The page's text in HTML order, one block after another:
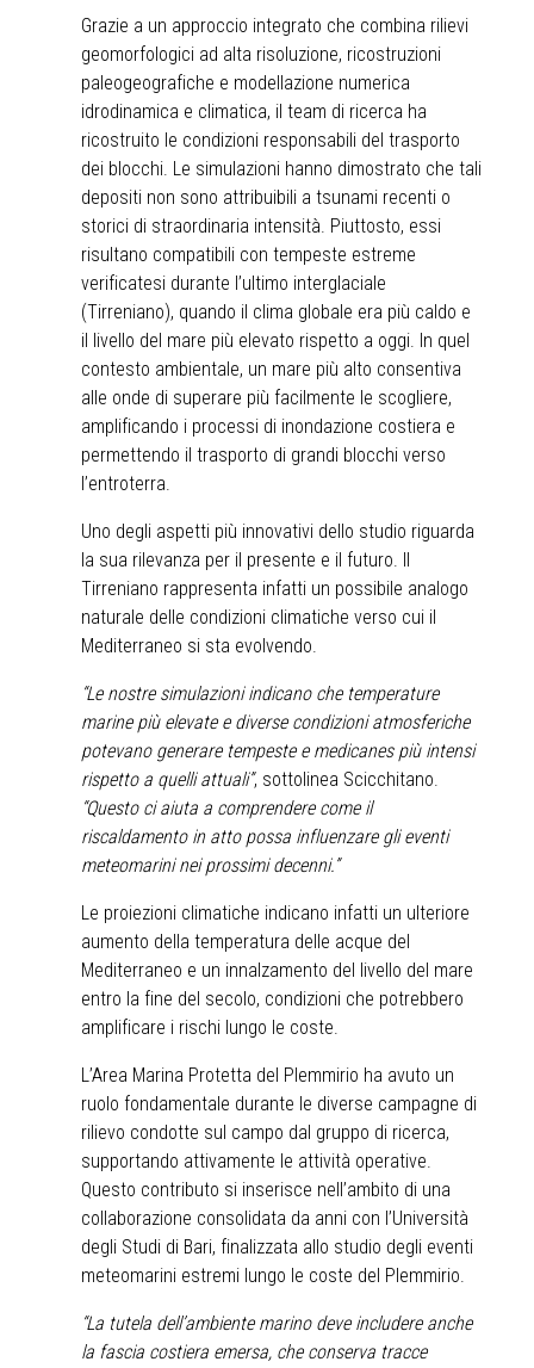
Grazie a un approccio integrato che combina rilievi
geomorfologici ad alta risoluzione, ricostruzioni
paleogeografiche e modellazione numerica
idrodinamica e climatica, il team di ricerca ha
ricostruito le condizioni responsabili del trasporto
dei blocchi. Le simulazioni hanno dimostrato che tali
depositi non sono attribuibili a tsunami recenti o
storici di straordinaria intensità. Piuttosto, essi
risultano compatibili con tempeste estreme
verificatesi durante l’ultimo interglaciale
(Tirreniano), quando il clima globale era più caldo e
il livello del mare più elevato rispetto a oggi. In quel
contesto ambientale, un mare più alto consentiva
alle onde di superare più facilmente le scogliere,
amplificando i processi di inondazione costiera e
permettendo il trasporto di grandi blocchi verso
l’entroterra.
Uno degli aspetti più innovativi dello studio riguarda
la sua rilevanza per il presente e il futuro. Il
Tirreniano rappresenta infatti un possibile analogo
naturale delle condizioni climatiche verso cui il
Mediterraneo si sta evolvendo.
“Le nostre simulazioni indicano che temperature
marine più elevate e diverse condizioni atmosferiche
potevano generare tempeste e medicanes più intensi
rispetto a quelli attuali”, sottolinea Scicchitano.
“Questo ci aiuta a comprendere come il
riscaldamento in atto possa influenzare gli eventi
meteomarini nei prossimi decenni.”
Le proiezioni climatiche indicano infatti un ulteriore
aumento della temperatura delle acque del
Mediterraneo e un innalzamento del livello del mare
entro la fine del secolo, condizioni che potrebbero
amplificare i rischi lungo le coste.
L’Area Marina Protetta del Plemmirio ha avuto un
ruolo fondamentale durante le diverse campagne di
rilievo condotte sul campo dal gruppo di ricerca,
supportando attivamente le attività operative.
Questo contributo si inserisce nell’ambito di una
collaborazione consolidata da anni con l’Università
degli Studi di Bari, finalizzata allo studio degli eventi
meteomarini estremi lungo le coste del Plemmirio.
“La tutela dell’ambiente marino deve includere anche
la fascia costiera emersa, che conserva tracce